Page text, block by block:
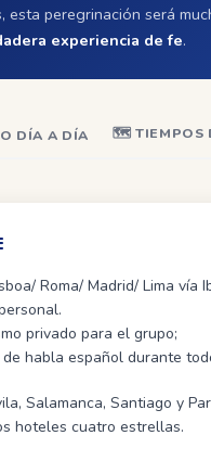
esta peregrinación será
experiencia de fe.
DÍA A DÍA 🗺️ TIEMPOS
Roma/ Madrid/ Lima vía
privado para el grupo;
habla español durante
Salamanca, Santiago y
hoteles cuatro estrellas.